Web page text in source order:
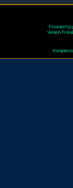
Powered by
Version Fr